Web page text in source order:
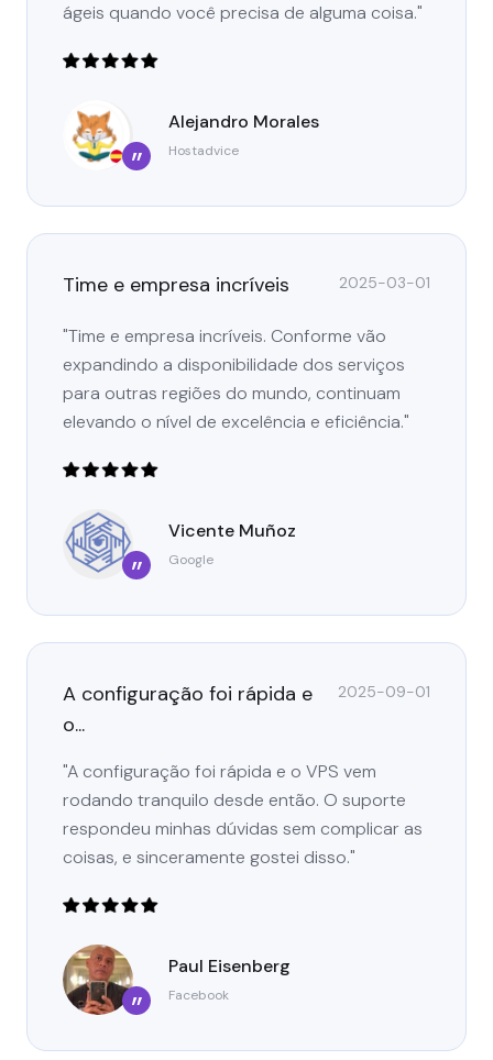
ágeis quando você precisa de alguma coisa."
”
Alejandro Morales
Hostadvice
Time e empresa incríveis 2025-03-01
"Time e empresa incríveis. Conforme vão
expandindo a disponibilidade dos serviços
para outras regiões do mundo, continuam
elevando o nível de excelência e eficiência."
”
Vicente Muñoz
Google
A configuração foi rápida e
o...
2025-09-01
"A configuração foi rápida e o VPS vem
rodando tranquilo desde então. O suporte
respondeu minhas dúvidas sem complicar as
coisas, e sinceramente gostei disso."
”
Paul Eisenberg
Facebook